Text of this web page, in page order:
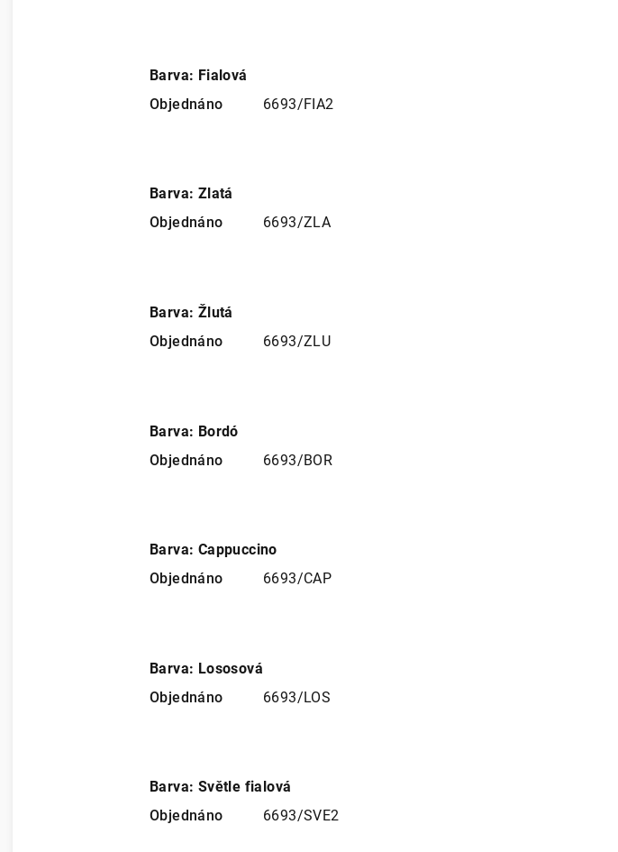
Barva: Fialová
Objednáno
6693/FIA2
Barva: Zlatá
Objednáno
6693/ZLA
Barva: Žlutá
Objednáno
6693/ZLU
Barva: Bordó
Objednáno
6693/BOR
Barva: Cappuccino
Objednáno
6693/CAP
Barva: Lososová
Objednáno
6693/LOS
Barva: Světle fialová
Objednáno
6693/SVE2